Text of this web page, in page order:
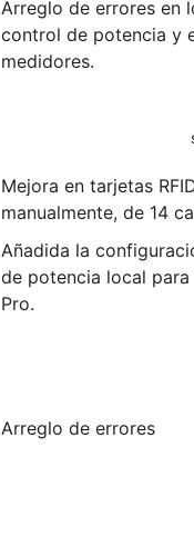
Arreglo de errores en
control de potencia y
medidores.
Mejora en tarjetas
manualmente, de 14
Añadida la
de potencia local
Pro.
Arreglo de errores